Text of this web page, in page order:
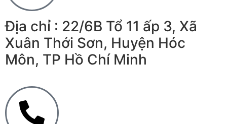
Địa chỉ : 22/6B Tổ 11 ấp 3, Xã
Xuân Thới Sơn, Huyện Hóc
Môn, TP Hồ Chí Minh